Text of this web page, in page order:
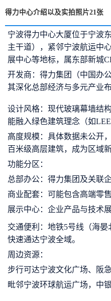
得力中心介绍以及实拍照片21张
宁波得力中心大厦位于宁波
主干道），紧邻宁波航运中
展中心等地标，属东部新城
开发商：得力集团（中国办
其深化总部经济与多元产业
设计风格：现代玻璃幕墙结
能融入绿色建筑理念（如
高度规模：具体数据未公开
百米级高层建筑，成为区域
功能分区：
总部办公：得力集团及关联
商业配套：可能包含高端零
展示中心：企业产品与技术展
交通便利：地铁5号线（海晏
快速通达宁波全域。
周边资源：
步行可达宁波文化广场、阪
毗邻宁波环球航运广场，中